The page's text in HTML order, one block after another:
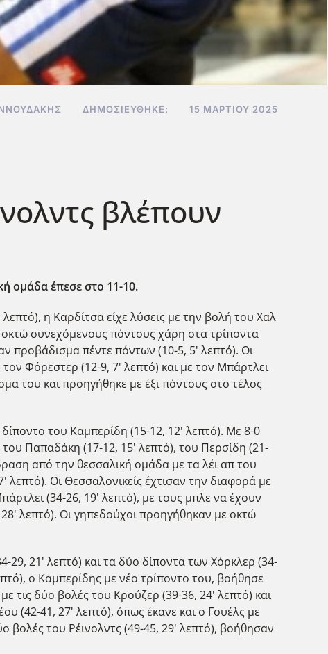
ΔΗΜΟΣΙΕΎΘΗΚΕ: 15 ΜΑΡΤΊΟΥ 2025
βλέπουν
ομάδα έπεσε στο 11-10.
η Καρδίτσα είχε λύσεις με την βολή του Χαλ
συνεχόμενους πόντους χάρη στα τρίποντα
προβάδισμα πέντε πόντων (10-5, 5' λεπτό). Οι
τον Φόρεστερ (12-9, 7' λεπτό) και με τον Μπάρτλει
του και προηγήθηκε με έξι πόντους στο τέλος
του Καμπερίδη (15-12, 12' λεπτό). Με 8-0
Παπαδάκη (17-12, 15' λεπτό), του Περσίδη (21-
από την θεσσαλική ομάδα με τα λέι απ του
Οι Θεσσαλονικείς έχτισαν την διαφορά με
(34-26, 19' λεπτό), με τους μπλε να έχουν
λεπτό). Οι γηπεδούχοι προηγήθηκαν με οκτώ
21' λεπτό) και τα δύο δίποντα των Χόρκλερ (34-
ο Καμπερίδης με νέο τρίποντο του, βοήθησε
τις δύο βολές του Κρούζερ (39-36, 24' λεπτό) και
(42-41, 27' λεπτό), όπως έκανε και ο Γουέλς με
βολές του Ρέινολντς (49-45, 29' λεπτό), βοήθησαν